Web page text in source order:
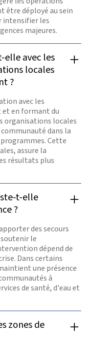
être déployé au sein
intensifier les
majeures.
avec les
locales
?
avec les
en formant du
organisations locales
dans la
Cette
assure la
résultats plus
t-elle
?
des secours
le
dépend de
Dans certains
une présence
à
de santé, d'eau et
zones de